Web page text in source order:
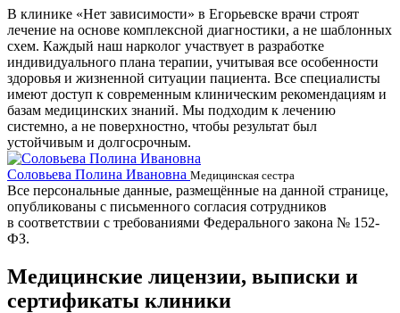
В клинике «Нет зависимости» в Егорьевске врачи строят
лечение на основе комплексной диагностики, а не шаблонных
схем. Каждый наш нарколог участвует в разработке
индивидуального плана терапии, учитывая все особенности
здоровья и жизненной ситуации пациента. Все специалисты
имеют доступ к современным клиническим рекомендациям и
базам медицинских знаний. Мы подходим к лечению
системно, а не поверхностно, чтобы результат был
устойчивым и долгосрочным.
Соловьева Полина Ивановна Медицинская сестра
Все персональные данные, размещённые на данной странице,
опубликованы с письменного согласия сотрудников
в соответствии с требованиями Федерального закона № 152-
ФЗ.
Медицинские лицензии, выписки и
сертификаты клиники